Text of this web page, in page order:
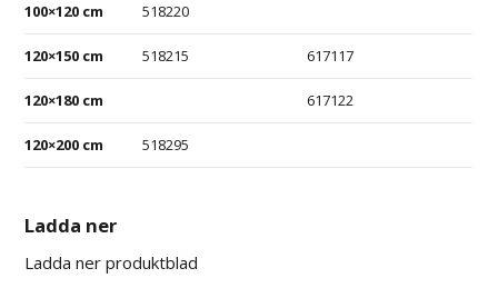
100×120 cm 518220
120×150 cm 518215 617117
120×180 cm 617122
120×200 cm 518295
Ladda ner
Ladda ner produktblad